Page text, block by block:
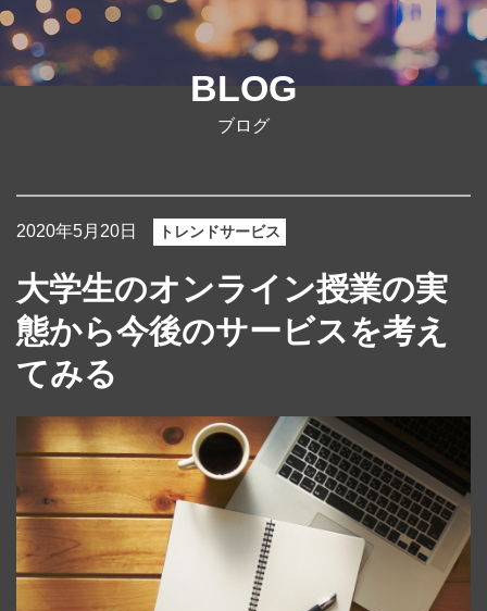
BLOG
ブログ
2020年5月20日 トレンドサービス
大学生のオンライン授業の実
態から今後のサービスを考え
てみる